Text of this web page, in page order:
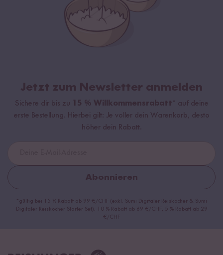
Jetzt zum Newsletter anmelden
Sichere dir bis zu 15 % Willkommensrabatt* auf deine
erste Bestellung. Hierbei gilt: Je voller dein Warenkorb, desto
höher dein Rabatt.
Abonnieren
*gültig bei 15 % Rabatt ab 99 €/CHF (exkl. Sumi Digitaler Reiskocher & Sumi
Digitaler Reiskocher Starter Set), 10 % Rabatt ab 69 €/CHF, 5 % Rabatt ab 29
€/CHF